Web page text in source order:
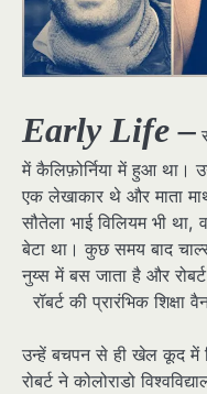
Early Life –
में कैलिफ़ोर्निया में हुआ था।
एक लेखाकार थे और माता
सौतेला भाई विलियम भी था,
बेटा था। कुछ समय बाद
नुय्स में बस जाता है और
रॉबर्ट की प्रारंभिक
उन्हें बचपन से ही खेल कूद में
रोबर्ट ने कोलोराडो